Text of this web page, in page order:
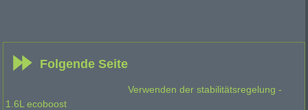
Folgende Seite
Verwenden der stabilitätsregelung -
1.6L ecoboost